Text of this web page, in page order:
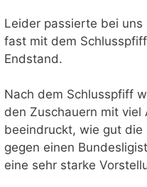
Leider passierte bei
fast mit dem
Endstand.
Nach dem Schlusspfiff
den Zuschauern mit
beeindruckt, wie gut
gegen einen
eine sehr starke